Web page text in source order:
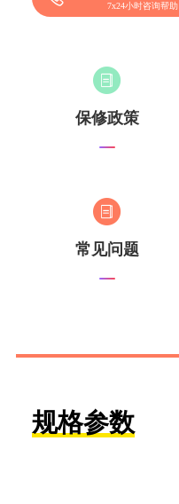
7x24小时咨询帮助
保修政策
常见问题
规格参数